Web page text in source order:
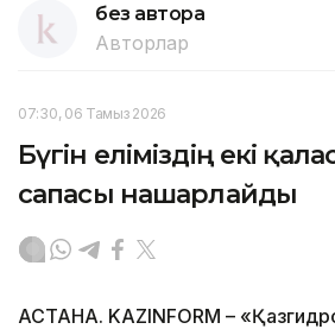
без автора
Авторлар
07:30, 06 Тамыз 2026
Бүгін еліміздің екі
сапасы нашарлайды
АСТАНА. KAZINFORM –